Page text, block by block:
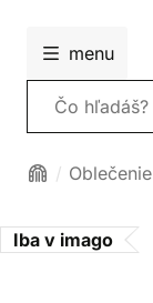
menu
Vyhľadávanie
Oblečenie
Iba v imago